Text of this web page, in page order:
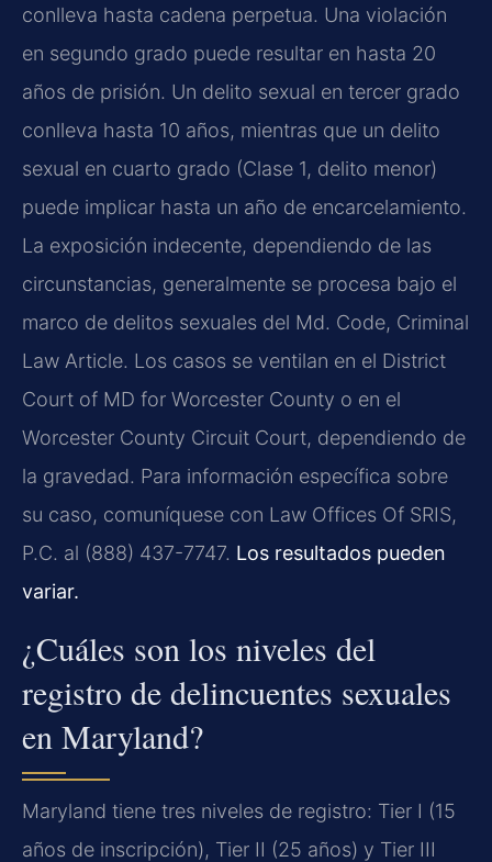
conlleva hasta cadena perpetua. Una violación
en segundo grado puede resultar en hasta 20
años de prisión. Un delito sexual en tercer grado
conlleva hasta 10 años, mientras que un delito
sexual en cuarto grado (Clase 1, delito menor)
puede implicar hasta un año de encarcelamiento.
La exposición indecente, dependiendo de las
circunstancias, generalmente se procesa bajo el
marco de delitos sexuales del Md. Code, Criminal
Law Article. Los casos se ventilan en el District
Court of MD for Worcester County o en el
Worcester County Circuit Court, dependiendo de
la gravedad. Para información específica sobre
su caso, comuníquese con Law Offices Of SRIS,
P.C. al (888) 437-7747. Los resultados pueden
variar.
¿Cuáles son los niveles del
registro de delincuentes sexuales
en Maryland?
Maryland tiene tres niveles de registro: Tier I (15
años de inscripción), Tier II (25 años) y Tier III